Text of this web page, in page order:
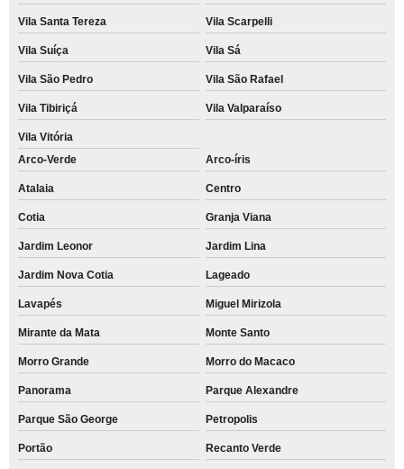
Vila Santa Tereza Vila Scarpelli
Vila Suíça Vila Sá
Vila São Pedro Vila São Rafael
Vila Tibiriçá Vila Valparaíso
Vila Vitória
Arco-Verde
Arco-íris
Atalaia Centro
Cotia Granja Viana
Jardim Leonor Jardim Lina
Jardim Nova Cotia Lageado
Lavapés Miguel Mirizola
Mirante da Mata Monte Santo
Morro Grande Morro do Macaco
Panorama Parque Alexandre
Parque São George Petropolis
Portão Recanto Verde